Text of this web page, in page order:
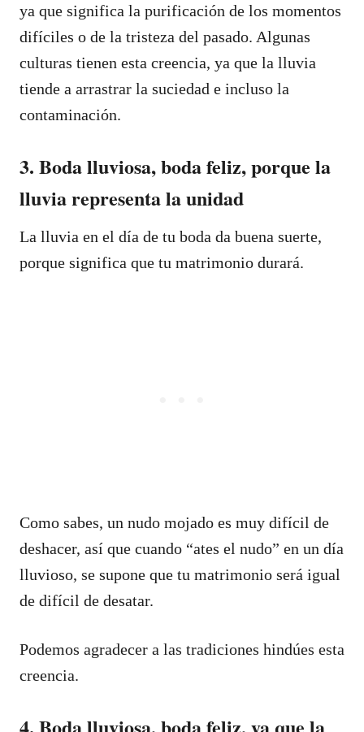
ya que significa la purificación de los momentos
difíciles o de la tristeza del pasado. Algunas
culturas tienen esta creencia, ya que la lluvia
tiende a arrastrar la suciedad e incluso la
contaminación.
3. Boda lluviosa, boda feliz, porque la
lluvia representa la unidad
La lluvia en el día de tu boda da buena suerte,
porque significa que tu matrimonio durará.
Como sabes, un nudo mojado es muy difícil de
deshacer, así que cuando “ates el nudo” en un día
lluvioso, se supone que tu matrimonio será igual
de difícil de desatar.
Podemos agradecer a las tradiciones hindúes esta
creencia.